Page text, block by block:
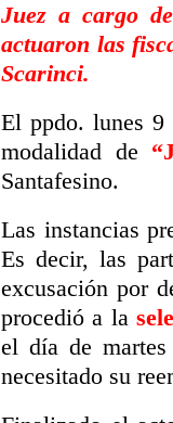
Juez a cargo
actuaron las
Scarinci.
El ppdo. lunes
modalidad de
Santafesino.
Las instancias
Es decir, las
excusación por
procedió a la
el día de martes
necesitado su